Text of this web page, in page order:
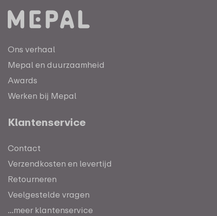
Ons verhaal
Mepal en duurzaamheid
Awards
Werken bij Mepal
Klantenservice
Contact
Verzendkosten en levertijd
Retourneren
Veelgestelde vragen
...meer klantenservice